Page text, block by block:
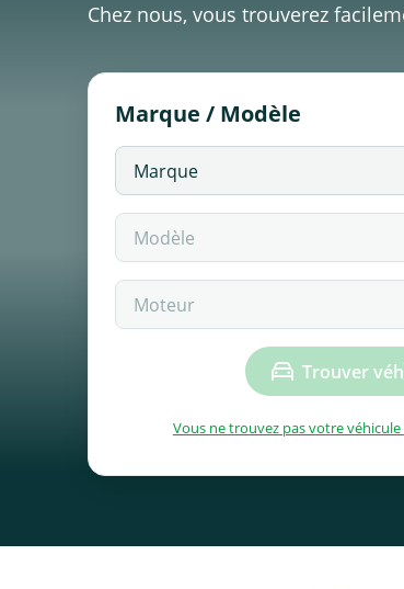
Chez nous, vous trouverez
Marque / Modèle
Trouver
Vous ne trouvez pas votre véhicule